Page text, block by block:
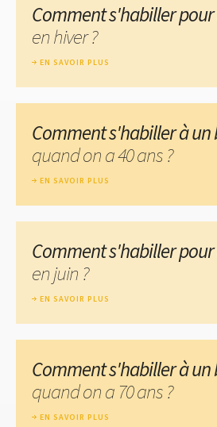
Comment s'habiller
en hiver ?
EN SAVOIR PLUS
Comment s'habiller à
quand on a 40 ans ?
EN SAVOIR PLUS
Comment s'habiller
en juin ?
EN SAVOIR PLUS
Comment s'habiller à
quand on a 70 ans ?
EN SAVOIR PLUS